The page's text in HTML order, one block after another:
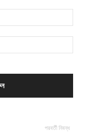
পরবর্তী নিবন্ধ